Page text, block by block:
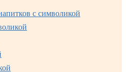
с символикой